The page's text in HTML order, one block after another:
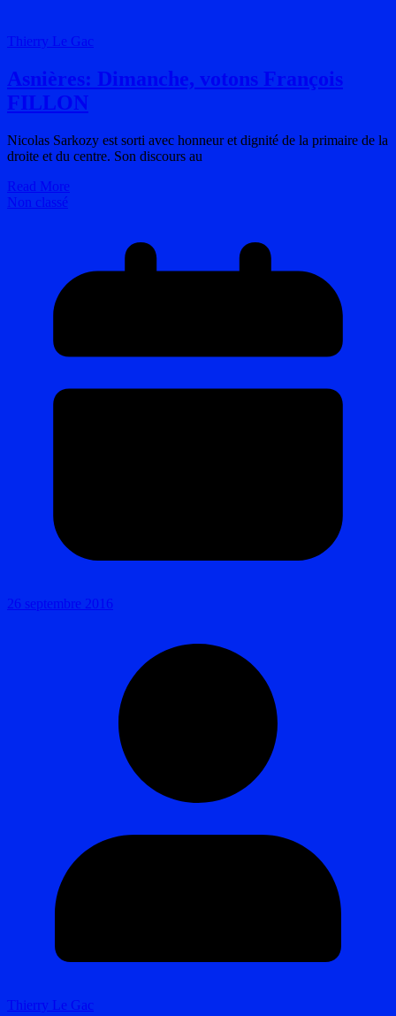
Thierry Le Gac
Asnières: Dimanche, votons François
FILLON
Nicolas Sarkozy est sorti avec honneur et dignité de la primaire de la
droite et du centre. Son discours au
Read More
Non classé
26 septembre 2016
Thierry Le Gac